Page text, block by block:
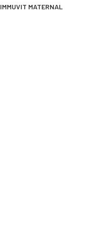
MÁS INFORMACIÓN
IMMUVIT MATERNAL